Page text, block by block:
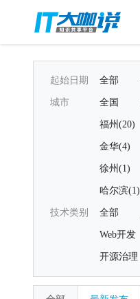
起始日期 全部
城市 全国
福州(20)
金华(4)
徐州(1)
哈尔滨(1)
技术类别 全部
Web开发
开源治理